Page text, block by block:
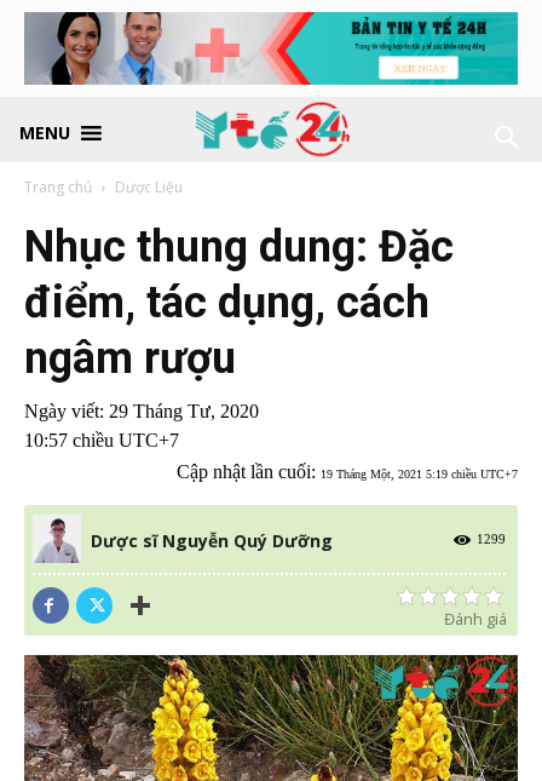
MENU
Trang chủ Dược Liệu
Nhục thung dung: Đặc
điểm, tác dụng, cách
ngâm rượu
Ngày viết: 29 Tháng Tư, 2020
10:57 chiều UTC+7
Cập nhật lần cuối: 19 Tháng Một, 2021 5:19 chiều UTC+7
Dược sĩ Nguyễn Quý Dưỡng 1299
Đánh giá